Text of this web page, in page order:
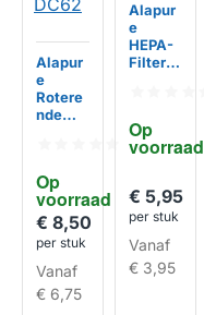
HUISMERK
Op
voorraad
Alapur
e
Rotere
nde
Dyson
DC59 /
DC62
€ 8,50
per stuk
Vanaf
€ 6,75
Op
voorraad
Alapur
e
HEPA-
Filter
a
ZR004
€ 5,95
per stuk
Vanaf
€ 3,95